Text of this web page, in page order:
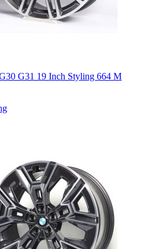
G31 19 Inch Styling 664 M